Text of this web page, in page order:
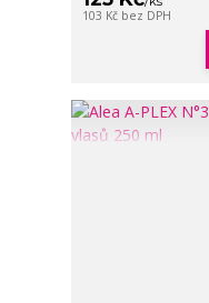
103 Kč bez DPH